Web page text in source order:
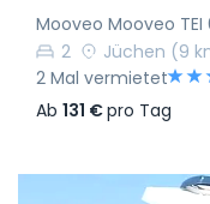
Mooveo Mooveo TEI
2
Jüchen (9
2 Mal vermietet
Ab 131 €pro Tag